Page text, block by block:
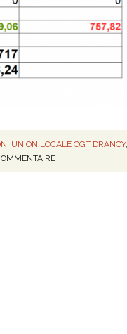
UNION LOCALE CGT DRANCY,